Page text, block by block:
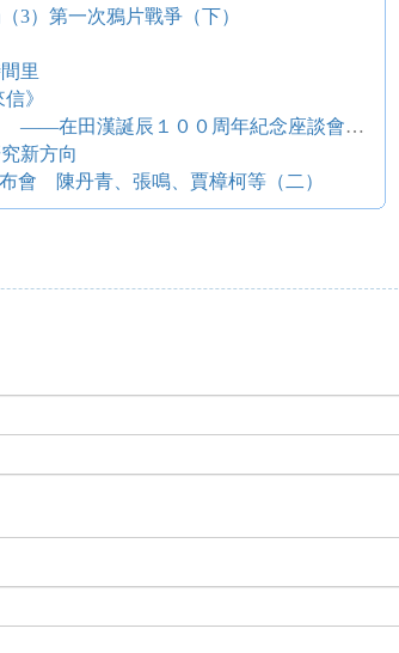
3）第一次鴉片戰爭（下）
里
》
中國進步電影的偉大前驅 ——在田漢誕辰１００周年紀念座談會上的講話
新方向
會 陳丹青、張鳴、賈樟柯等（二）